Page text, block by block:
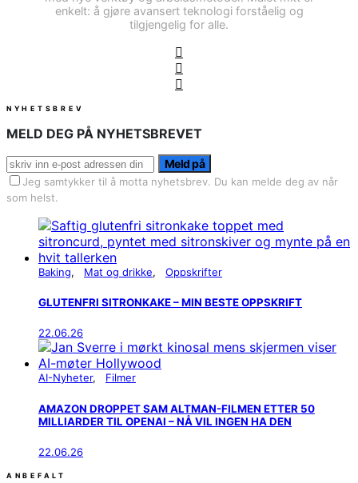
enkelt: å gjøre avansert teknologi forståelig og
tilgjengelig for alle.
NYHETSBREV
MELD DEG PÅ NYHETSBREVET
Meld på
Jeg samtykker til å motta nyhetsbrev. Du kan melde deg av når
som helst.
Baking Mat og drikke Oppskrifter
GLUTENFRI SITRONKAKE – MIN BESTE OPPSKRIFT
22.06.26
AI-Nyheter Filmer
AMAZON DROPPET SAM ALTMAN-FILMEN ETTER 50
MILLIARDER TIL OPENAI – NÅ VIL INGEN HA DEN
22.06.26
ANBEFALT